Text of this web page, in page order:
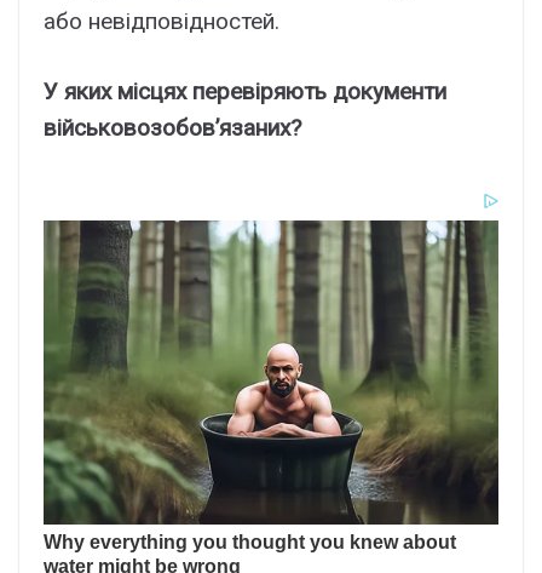
або невідповідностей.
У яких місцях перевіряють документи
військовозобов’язаних?